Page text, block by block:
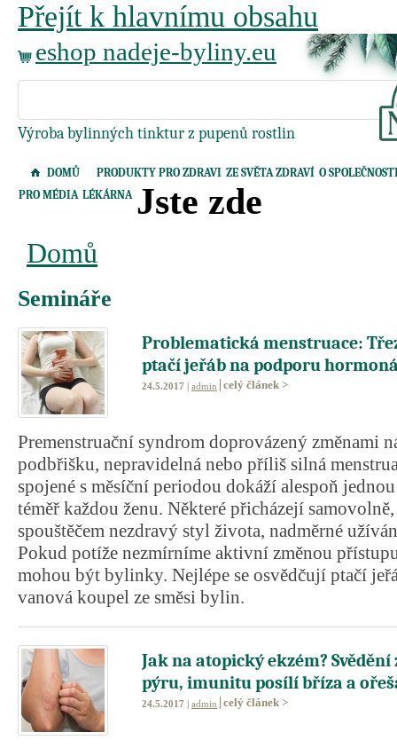
Přejít k hlavnímu obsahu
eshop nadeje-byliny.eu
Výroba bylinných tinktur z pupenů rostlin
DOMŮ PRODUKTY PRO ZDRAVI ZE SVĚTA ZDRAVÍ O
PRO MÉDIA LÉKÁRNA Jste zde
Domů
Semináře
Problematická menstruace:
ptačí jeřáb na podporu
24.5.2017 | admin celý článek >
Premenstruační syndrom doprovázený změnami
podbřišku, nepravidelná nebo příliš silná
spojené s měsíční periodou dokáží alespoň
téměř každou ženu. Některé přicházejí
spouštěčem nezdravý styl života, nadměrné
Pokud potíže nezmírníme aktivní změnou
mohou být bylinky. Nejlépe se osvědčují ptačí
vanová koupel ze směsi bylin.
Jak na atopický ekzém?
pýru, imunitu posílí bříza a
24.5.2017 | admin celý článek >